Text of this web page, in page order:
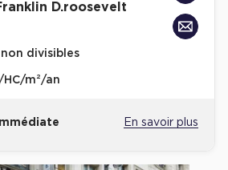
D.roosevelt
non divisibles
HC/m²/an
Immédiate En savoir plus